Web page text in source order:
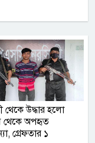
থেকে উদ্ধার হলো
থেকে অপহৃত
গ্রেফতার ১